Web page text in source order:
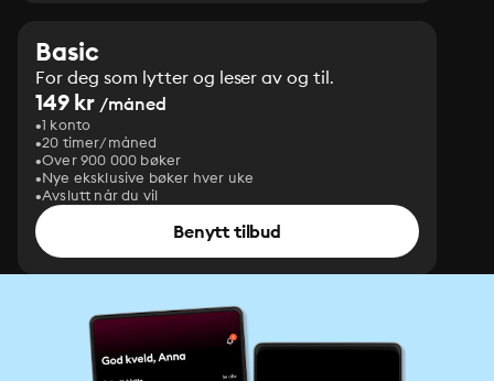
Basic
For deg som lytter og leser av og til.
149 kr /måned
1 konto
20 timer/måned
Over 900 000 bøker
Nye eksklusive bøker hver uke
Avslutt når du vil
Benytt tilbud